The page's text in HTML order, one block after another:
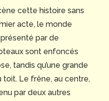
cette histoire sans
acte, le monde
par de
sont enfoncés
tandis qu’une grande
toit. Le frêne, au centre,
par deux autres